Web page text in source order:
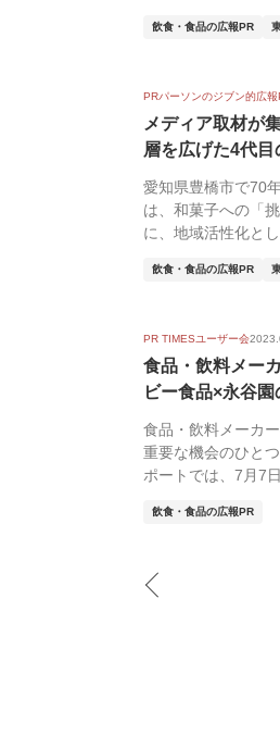
飲食・食品の広報PR
PRパーソンのジブン的広報
メディア取材が
層を広げた4代
｜株...
愛知県豊橋市で70
は、和菓子への「
に、地域活性化と
飲食・食品の広報PR
PR TIMESユーザー会
食品・飲料メー
ビー食品×永谷
る
食品・飲料メーカ
重要な機会のひと
ポートでは、7月7
飲食・食品の広報PR